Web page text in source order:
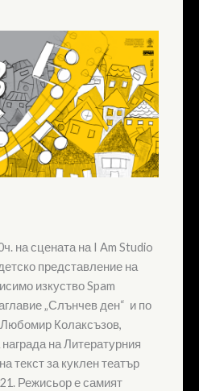
на сцената на I Am Studio
представление на
изкуство Spam
„Слънчев ден“ и по
Колаксъзов,
на Литературния
текст за куклен театър
Режисьор е самият